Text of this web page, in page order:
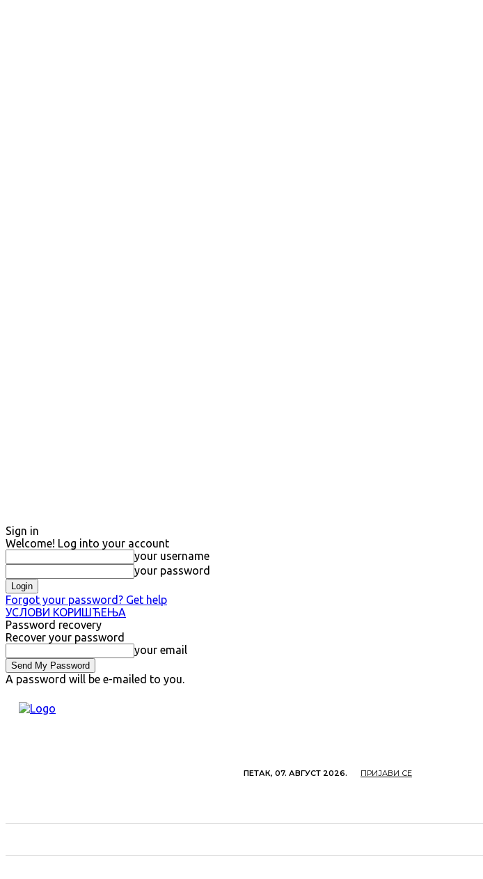
Sign in
Welcome! Log into your account
your username
your password
Forgot your password? Get help
УСЛОВИ КОРИШЋЕЊА
Password recovery
Recover your password
your email
A password will be e-mailed to you.
ПЕТАК, 07. АВГУСТ 2026. ПРИЈАВИ СЕ